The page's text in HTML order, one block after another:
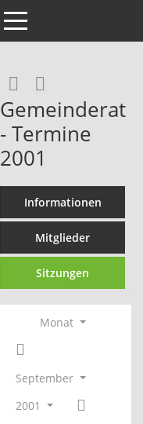
Toggle navigation
Gemeinderat
- Termine
2001
Informationen
Mitglieder
Sitzungen
Monat
September
2001